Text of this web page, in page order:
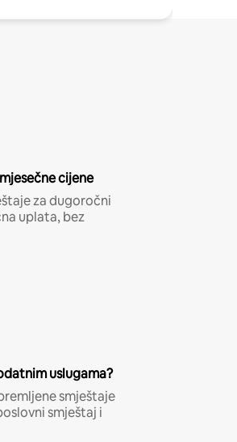
cijene
za dugoročni
uplata, bez
uslugama?
smještaje
smještaj i